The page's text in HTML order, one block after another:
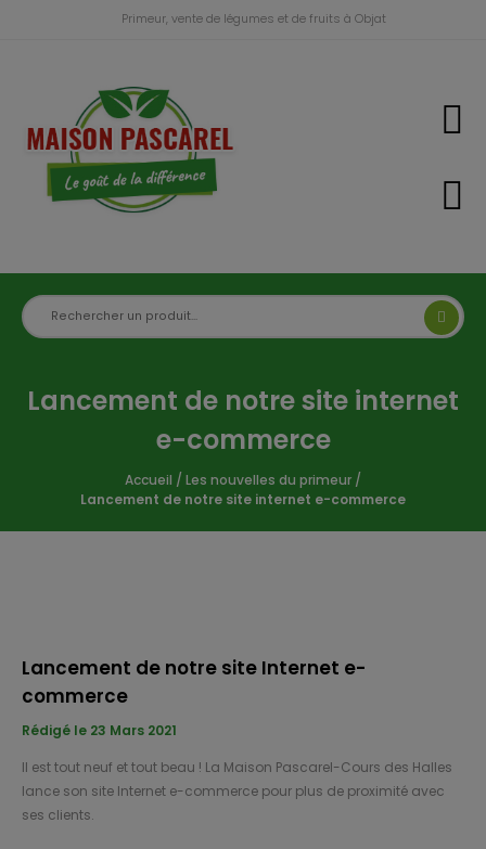
Primeur, vente de légumes et de fruits à Objat
Lancement de notre site internet
e-commerce
Accueil / Les nouvelles du primeur /
Lancement de notre site internet e-commerce
Lancement de notre site Internet e-
commerce
Rédigé le 23 Mars 2021
Il est tout neuf et tout beau ! La Mai­son Pas­ca­rel-Cours des Halles
lance son site Inter­net e-com­merce pour plus de proxi­mité avec
ses clients.